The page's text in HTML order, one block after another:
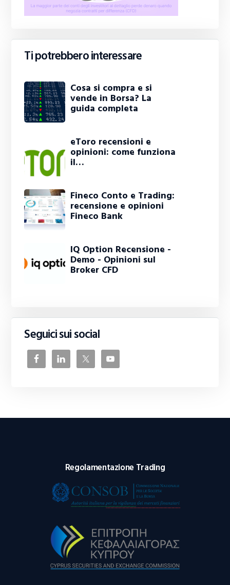
Ti potrebbero interessare
Cosa si compra e si
vende in Borsa? La
guida completa
eToro recensioni e
opinioni: come funziona
il…
Fineco Conto e Trading:
recensione e opinioni
Fineco Bank
IQ Option Recensione -
Demo - Opinioni sul
Broker CFD
Seguici sui social
Regolamentazione Trading